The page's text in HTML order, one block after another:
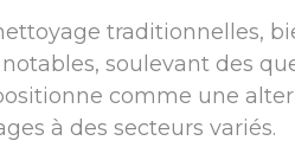
traditionnelles,
soulevant des
comme une
à des secteurs variés.